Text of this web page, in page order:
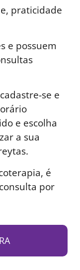
praticidade
e possuem
se e
e escolha
a sua
é
por